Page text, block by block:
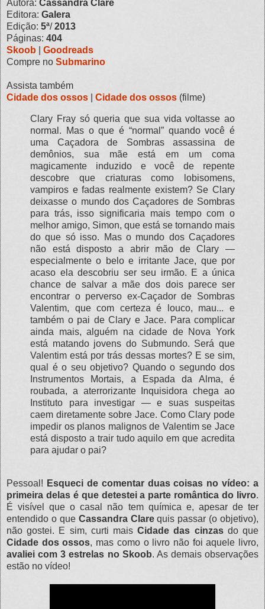
Autora: Cassandra Clare
Editora: Galera
Edição: 5ª/2013
Páginas: 404
Skoob
Goodreads
Compre no Submarino
Assista também
Cidade dos ossos
Cidade dos ossos (filme)
Clary Fray só queria que sua vida voltasse ao
normal. Mas o que é “normal” quando você é
uma Caçadora de Sombras assassina de
demônios, sua mãe está em um coma
magicamente induzido e você de repente
descobre que criaturas como lobisomens,
vampiros e fadas realmente existem? Se Clary
deixasse o mundo dos Caçadores de Sombras
para trás, isso significaria mais tempo com o
melhor amigo, Simon, que está se tornando mais
do que só isso. Mas o mundo dos Caçadores
não está disposto a abrir mão de Clary —
especialmente o belo e irritante Jace, que por
acaso ela descobriu ser seu irmão. E a única
chance de salvar a mãe dos dois parece ser
encontrar o perverso ex-Caçador de Sombras
Valentim, que com certeza é louco, mau... e
também o pai de Clary e Jace. Para complicar
ainda mais, alguém na cidade de Nova York
está matando jovens do Submundo. Será que
Valentim está por trás dessas mortes? E se sim,
qual é o seu objetivo? Quando o segundo dos
Instrumentos Mortais, a Espada da Alma, é
roubada, a aterrorizante Inquisidora chega ao
Instituto para investigar — e suas suspeitas
caem diretamente sobre Jace. Como Clary pode
impedir os planos malignos de Valentim se Jace
está disposto a trair tudo aquilo em que acredita
para ajudar o pai?
Pessoal! Esqueci de comentar duas coisas no vídeo: a
primeira delas é que detestei a parte romântica do livro.
É visível que o casal não tem química e, apesar de ter
entendido o que Cassandra Clarequis passar (o objetivo),
não gostei. E sim, curti maisCidade das cinzasdo que
Cidade dos ossos, mas como o livro não foi aquele livro,
avaliei com 3 estrelas no Skoob. As demais observações
estão no vídeo!